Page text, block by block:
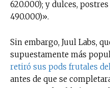
620.000); y dulces,
490.000)».
Sin embargo, Juul Labs,
supuestamente más
retiró sus pods frutales
antes de que se